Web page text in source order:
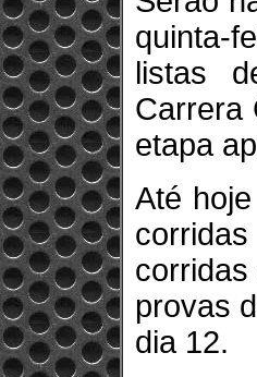
quinta-
listas
Carrera
etapa
Até
provas
dia 12.